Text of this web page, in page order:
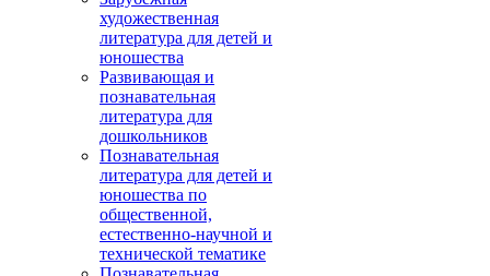
художественная
литература для детей и
юношества
Развивающая и
познавательная
литература для
дошкольников
Познавательная
литература для детей и
юношества по
общественной,
естественно-научной и
технической тематике